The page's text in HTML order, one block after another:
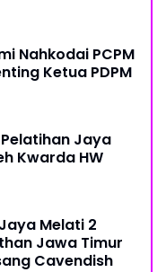
Nahkodai PCPM
Ketua PDPM
Jaya
Kwarda HW
Melati 2
Jawa Timur
Cavendish